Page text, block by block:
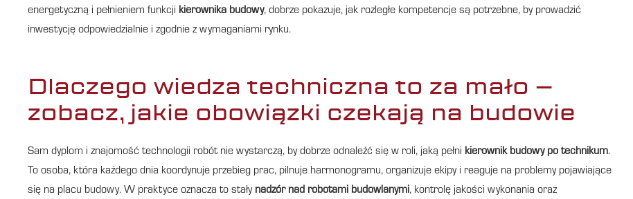
energetyczną i pełnieniem funkcji kierownika budowy, dobrze pokazuje, jak rozległe kompetencje są potrzebne, by prowadzić
inwestycję odpowiedzialnie i zgodnie z wymaganiami rynku.
Dlaczego wiedza techniczna to za mało –
zobacz, jakie obowiązki czekają na budowie
Sam dyplom i znajomość technologii robót nie wystarczą, by dobrze odnaleźć się w roli, jaką pełni kierownik budowy po technikum.
To osoba, która każdego dnia koordynuje przebieg prac, pilnuje harmonogramu, organizuje ekipy i reaguje na problemy pojawiające
się na placu budowy. W praktyce oznacza to stały nadzór nad robotami budowlanymi, kontrolę jakości wykonania oraz